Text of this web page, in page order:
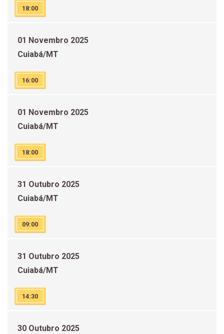
18:00
01 Novembro 2025
Cuiabá/MT
16:00
01 Novembro 2025
Cuiabá/MT
18:00
31 Outubro 2025
Cuiabá/MT
09:00
31 Outubro 2025
Cuiabá/MT
14:30
30 Outubro 2025